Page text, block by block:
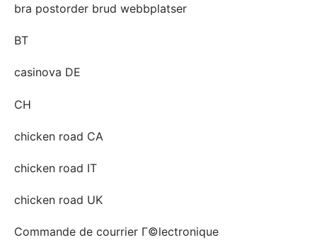
bra postorder brud webbplatser
BT
casinova DE
CH
chicken road CA
chicken road IT
chicken road UK
Commande de courrier Г©lectronique